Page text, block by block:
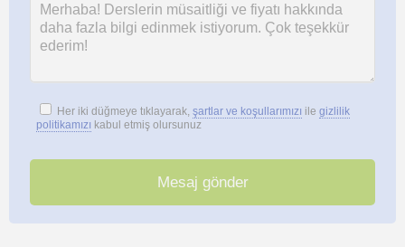
Her iki düğmeye tıklayarak, şartlar ve koşullarımızı ile gizlilik
politikamızı kabul etmiş olursunuz